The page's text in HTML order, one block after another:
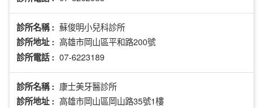
診所名稱 : 蘇俊明小兒科診所
診所地址 : 高雄市岡山區平和路200號
診所電話 : 07-6223189
診所名稱 : 康士美牙醫診所
診所地址 : 高雄市岡山區岡山路35號1樓